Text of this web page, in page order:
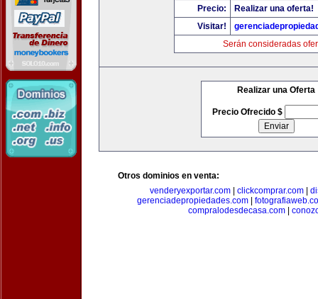
Precio:
Realizar una oferta!
Visitar!
Serán consideradas
Realizar una Oferta
Precio Ofrecido $
Otros dominios en venta:
venderyexportar.com
clickcomprar.com
gerenciadepropiedades.com|
compralodesdecasa.com|